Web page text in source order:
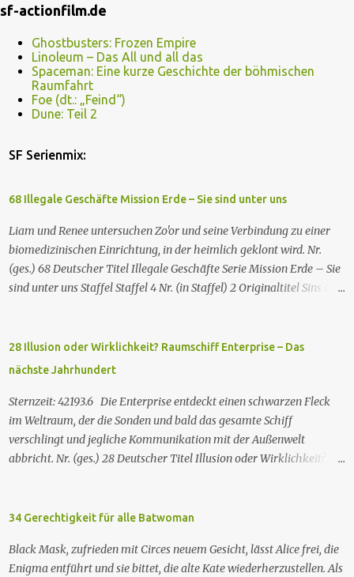
sf-actionfilm.de
Ghostbusters: Frozen Empire
Linoleum – Das All und all das
Spaceman: Eine kurze Geschichte der böhmischen
Raumfahrt
Foe (dt.: „Feind“)
Dune: Teil 2
SF Serienmix:
68 Illegale Geschäfte Mission Erde – Sie sind unter uns
Liam und Renee untersuchen Zo'or und seine Verbindung zu einer
biomedizinischen Einrichtung, in der heimlich geklont wird. Nr.
(ges.) 68 Deutscher Titel Illegale Geschäfte Serie Mission Erde – Sie
sind unter uns Staffel Staffel 4 Nr. (in Staffel) 2 Original­titel Sins of
25. Sep. 2001 Es kommt eine außerirdische Rasse, die Taelons oder
Gefährten genannt wird, auf die Erde. Sie bieten den Menschen auf
Hungersnöte eindämmen, Umweltprobleme lösen und Konflikte
beenden können. Im Gegenzug verlangen sie, dass man sie auf der
Erde leben lässt. Doch eine Gruppe von Erdlingen, die an der
Freundlichkeit der Taelons zweifelt, organisiert eine
verstehen nach und nach, dass jede Spezies die...
28 Illusion oder Wirklichkeit? Raumschiff Enterprise – Das
nächste Jahrhundert
Sternzeit: 42193.6 Die Enterprise entdeckt einen schwarzen Fleck
im Weltraum, der die Sonden und bald das gesamte Schiff
verschlingt und jegliche Kommunikation mit der Außenwelt
abbricht. Nr. (ges.) 28 Deutscher Titel Illusion oder Wirklichkeit?
Winrich Kolbe Buch Jack B. Sowards Erstaus­strahlung USA 26. Nov.
Deutschsprachige Erstausstrahlung der HD-restaurierten Fassung
im Pay-TV (Syfy) 17. Jan. 2013 Raumschiff Enterprise – Das nächste
34 Gerechtigkeit für alle Batwoman
Black Mask, zufrieden mit Circes neuem Gesicht, lässt Alice frei, die
Enigma entführt und sie bittet, die alte Kate wiederherzustellen. Als